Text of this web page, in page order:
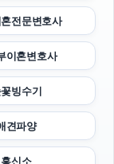
전문변호사
이혼변호사
빙수기
견파양
흥신소